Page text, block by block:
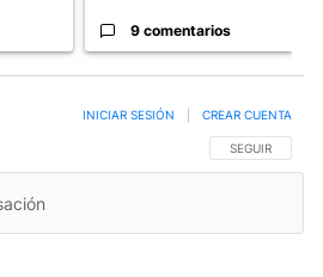
9 comentarios
SIGA ESTA
SEGUIR
INICIAR SESIÓN CREAR CUENTA